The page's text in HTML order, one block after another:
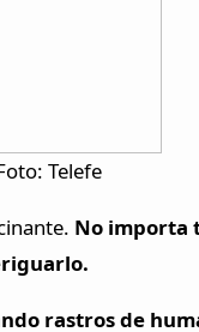
Telefe
No importa
rastros de